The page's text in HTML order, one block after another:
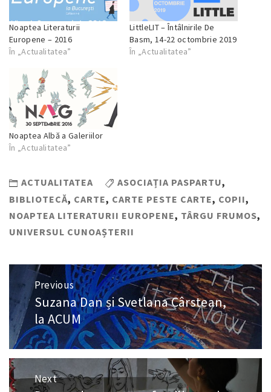
Noaptea Literaturii
Europene – 2016
În „Actualitatea”
LittleLIT – Întâlnirile De
Basm, 14-22 octombrie 2019
În „Actualitatea”
Noaptea Albă a Galeriilor
În „Actualitatea”
ACTUALITATEA ASOCIAȚIA PASPARTU,
BIBLIOTECĂ, CARTE, CARTE PESTE CARTE, COPII,
NOAPTEA LITERATURII EUROPENE, TÂRGU FRUMOS,
UNIVERSUL CUNOAȘTERII
Navigare
în
articole
Previous
Previous
post:
Suzana Dan și Svetlana Cârstean,
la ACUM
Next